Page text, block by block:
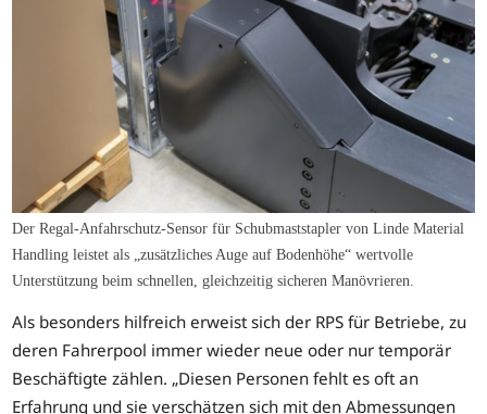
Der Regal-Anfahrschutz-Sensor für Schubmaststapler von Linde Material
Handling leistet als „zusätzliches Auge auf Bodenhöhe“ wertvolle
Unterstützung beim schnellen, gleichzeitig sicheren Manövrieren.
Als besonders hilfreich erweist sich der RPS für Betriebe, zu
deren Fahrerpool immer wieder neue oder nur temporär
Beschäftigte zählen. „Diesen Personen fehlt es oft an
Erfahrung und sie verschätzen sich mit den Abmessungen